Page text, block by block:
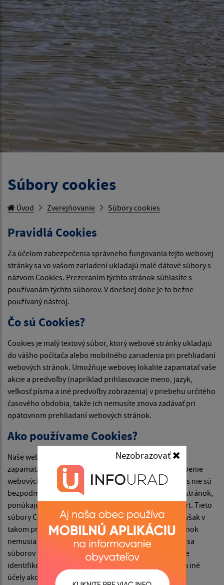
Nezobrazovať
Súbory cookies
Úvod Zverejňovanie Súbory cookies
Pravidlá Cookies
Za účelom zabezpečenia správneho fungovania tejto webovej
stránky sa vo vašom zariadení ukladajú malé dátové súbory s
názvom Cookies. Prezeraním týchto stránok súhlasíte s
používanám týchto súborov. V dnešnej dobe je to bežne
používaný nástroj.
Čo sú Cookies?
Cookies je malý textový súbor, ktorý webové stránky ukladajú
do vášho počítača alebo mobilného zariadenia pri prehliadaní
webových stránok. Umožňuje webovej lokalite zapamätať vaše
akcie a predvoľby (napríklad prihlasovacie meno, jazyk,
veľkosť písma a iné predvoľby zobrazenia) v priebehu určitého
časového obdobia, takže ich nemusíte znova zadávať pri
opätovnom prehliadaní webových stránok.
Ako používame Cookies?
Naše webové stránky používajú súbory Cookies na
zapamätanie nastavení používateľa a lepšie prispôsobenie
webových stránok záujmom návštevníka. Hoci Cookies nie sú
bezpodmienečne potrebné na fungovanie webových stránok,
ponúkajú pri návšteve webových stránok vyšší komfort. Tieto
súbory Cookies môžete odstrániť alebo zablokovať, avšak v
takom prípade niektoré funkcie týchto webových stránok
nemusia fungovať podľa určenia. Informácie týkajúce sa
súborov Cookies sa nepoužívajú na to, aby vás osobne
identifikovali. Tieto súbory Cookies sa nepoužívajú na iné
účely ako tie, ktoré sú tu popísané.